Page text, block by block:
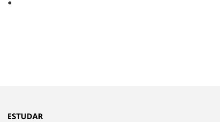
ESTUDAR